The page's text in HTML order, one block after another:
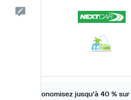
Commentaires
Économisez jusqu'à 40 %